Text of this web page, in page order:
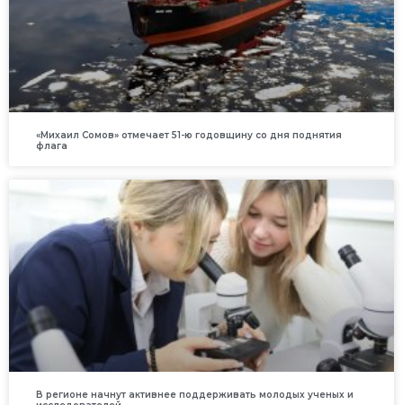
«Михаил Сомов» отмечает 51-ю годовщину со дня поднятия
флага
В регионе начнут активнее поддерживать молодых ученых и